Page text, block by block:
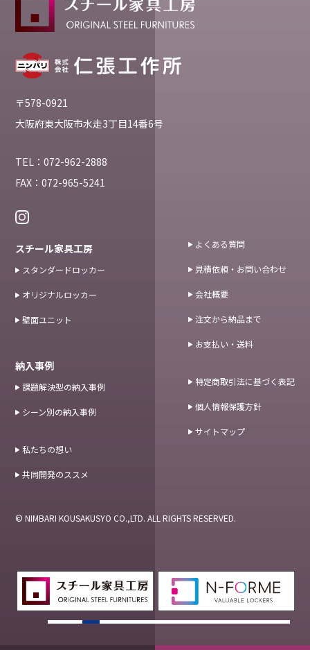
〒578-0921
大阪府東大阪市水走3丁目14番6号
TEL：072-962-2888
FAX：072-965-5241
スチール家具工房
スタンダードロッカー
オリジナルロッカー
壁面ユニット
納入事例
課題解決型の納入事例
シーン別の納入事例
私たちの想い
共同開発のススメ
よくある質問
見積依頼・お問い合わせ
会社概要
注文から納品まで
お支払い・送料
特定商取引法に基づく表記
個人情報保護方針
サイトマップ
© NIMBARI KOUSAKUSYO CO.,LTD. ALL RIGHTS RESERVED.